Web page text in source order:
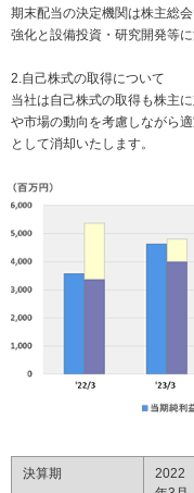
期末配当の決定機関は株主総
強化と設備投資・研究開発等
2.自己株式の取得について
当社は自己株式の取得も株主
や市場の動向を考慮しながら
として消却いたします。
決算期
2022